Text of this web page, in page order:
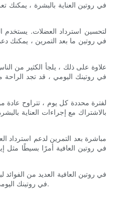
علاوة على ذلك ، يلجأ الكثير من
فإن العلاج الأحمر LED يوفر خيارًا غير جراحي وطبيعي لتعزيز عافيتك. من خلال دمج لوحة الضوء الأحمر LED في روتينك اليومي ، يمكنك الاستفادة من العديد من فوائدها وتحسين صحتك العامة والعافية.